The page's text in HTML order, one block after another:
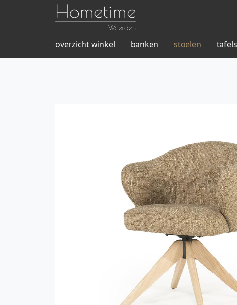
overzicht winkel banken stoelen tafels